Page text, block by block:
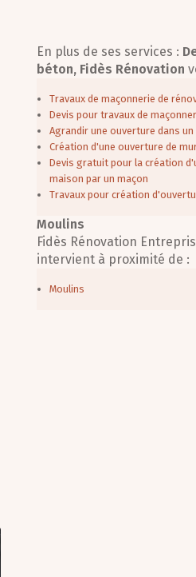
En plus de ses services :
béton, Fidès Rénovation
Travaux de maçonnerie de
Devis pour travaux de
Agrandir une ouverture dans
Création d'une ouverture de
Devis gratuit pour la création
maison par un maçon
Travaux pour création
Moulins
Fidès Rénovation
intervient à proximité de :
Moulins